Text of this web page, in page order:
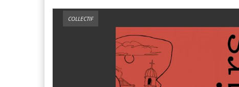
COLLECTIF